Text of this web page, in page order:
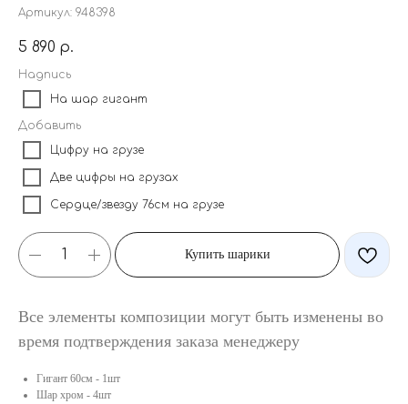
Артикул: 948398
5 890 р.
Надпись
На шар гигант
Добавить
Цифру на грузе
Две цифры на грузах
Сердце/звезду 76см на грузе
Купить шарики
Все элементы композиции могут быть изменены во
время подтверждения заказа менеджеру
Гигант 60см - 1шт
Шар хром - 4шт